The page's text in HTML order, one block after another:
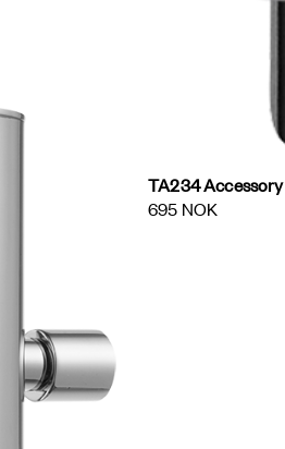
TA234 Accessory
695 NOK